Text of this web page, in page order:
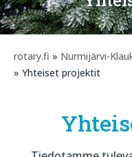
rotary.fi » Nurmijärvi-
» Yhteiset projektit